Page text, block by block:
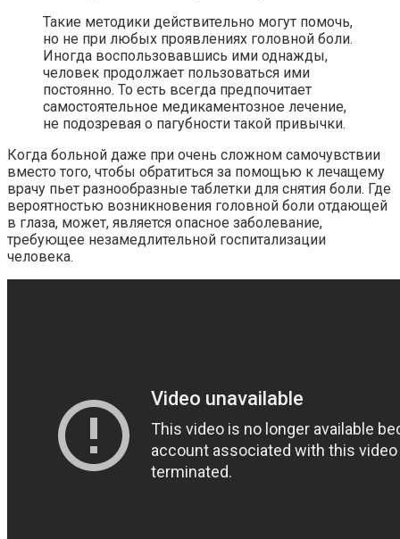
Такие методики действительно могут помочь,
но не при любых проявлениях головной боли.
Иногда воспользовавшись ими однажды,
человек продолжает пользоваться ими
постоянно. То есть всегда предпочитает
самостоятельное медикаментозное лечение,
не подозревая о пагубности такой привычки.
Когда больной даже при очень сложном самочувствии
вместо того, чтобы обратиться за помощью к лечащему
врачу пьет разнообразные таблетки для снятия боли. Где
вероятностью возникновения головной боли отдающей
в глаза, может, является опасное заболевание,
требующее незамедлительной госпитализации
человека.